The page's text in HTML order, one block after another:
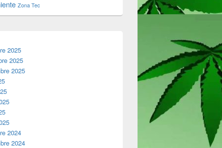
Zona Tec
2025
2025
2025
2024
2024